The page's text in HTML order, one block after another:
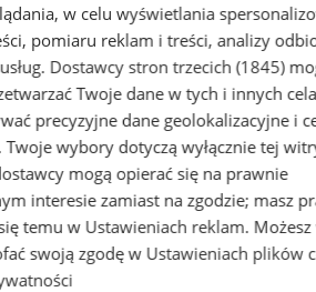
Śląski
psów
Śląski
w kategorii
w celu wyświetlania
pomiaru reklam i treści, analizy
Dostawcy stron trzecich (1845)
Twoje dane w tych i innych
precyzyjne dane geolokalizacyjne i
Twoje wybory dotyczą wyłącznie tej
mogą opierać się na prawnie
interesie zamiast na zgodzie; masz
temu wUstawieniach reklam.
swoją zgodę w Ustawieniach plików